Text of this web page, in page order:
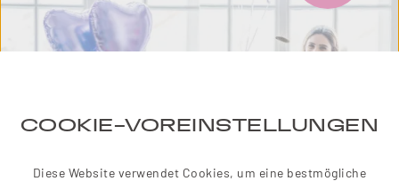
COOKIE-VOREINSTELLUNGEN
Diese Website verwendet Cookies, um eine bestmögliche